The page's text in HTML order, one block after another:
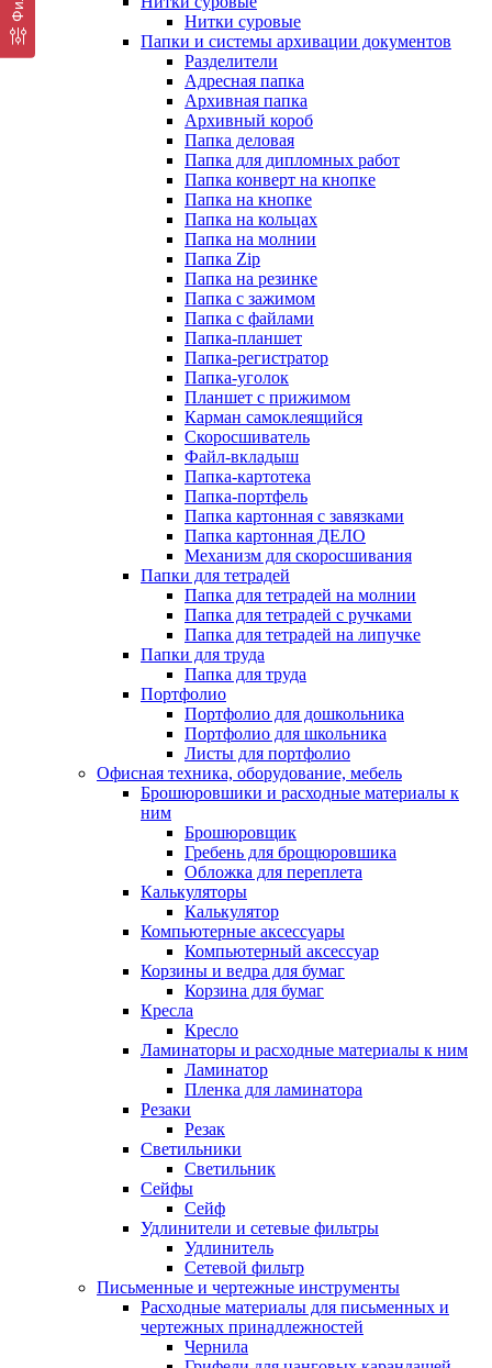
Нитки суровые
Папки и системы архивации документов
Разделители
Адресная папка
Архивная папка
Архивный короб
Папка деловая
Папка для дипломных работ
Папка конверт на кнопке
Папка на кнопке
Папка на кольцах
Папка на молнии
Папка Zip
Папка на резинке
Папка с зажимом
Папка с файлами
Папка-планшет
Папка-регистратор
Папка-уголок
Планшет с прижимом
Карман самоклеящийся
Скоросшиватель
Файл-вкладыш
Папка-картотека
Папка-портфель
Папка картонная с завязками
Папка картонная ДЕЛО
Механизм для скоросшивания
Папки для тетрадей
Папка для тетрадей на молнии
Папка для тетрадей с ручками
Папка для тетрадей на липучке
Папки для труда
Папка для труда
Портфолио
Портфолио для дошкольника
Портфолио для школьника
Листы для портфолио
Офисная техника, оборудование, мебель
Брошюровшики и расходные материалы к
ним
Брошюровщик
Гребень для брощюровшика
Обложка для переплета
Калькуляторы
Калькулятор
Компьютерные аксессуары
Компьютерный аксессуар
Корзины и ведра для бумаг
Корзина для бумаг
Кресла
Кресло
Ламинаторы и расходные материалы к ним
Ламинатор
Пленка для ламинатора
Резаки
Резак
Светильники
Светильник
Сейфы
Сейф
Удлинители и сетевые фильтры
Удлинитель
Сетевой фильтр
Письменные и чертежные инструменты
Расходные материалы для письменных и
чертежных принадлежностей
Чернила